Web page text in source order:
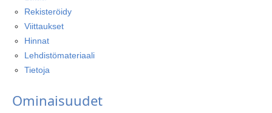
Rekisteröidy
Viittaukset
Hinnat
Lehdistömateriaali
Tietoja
Ominaisuudet